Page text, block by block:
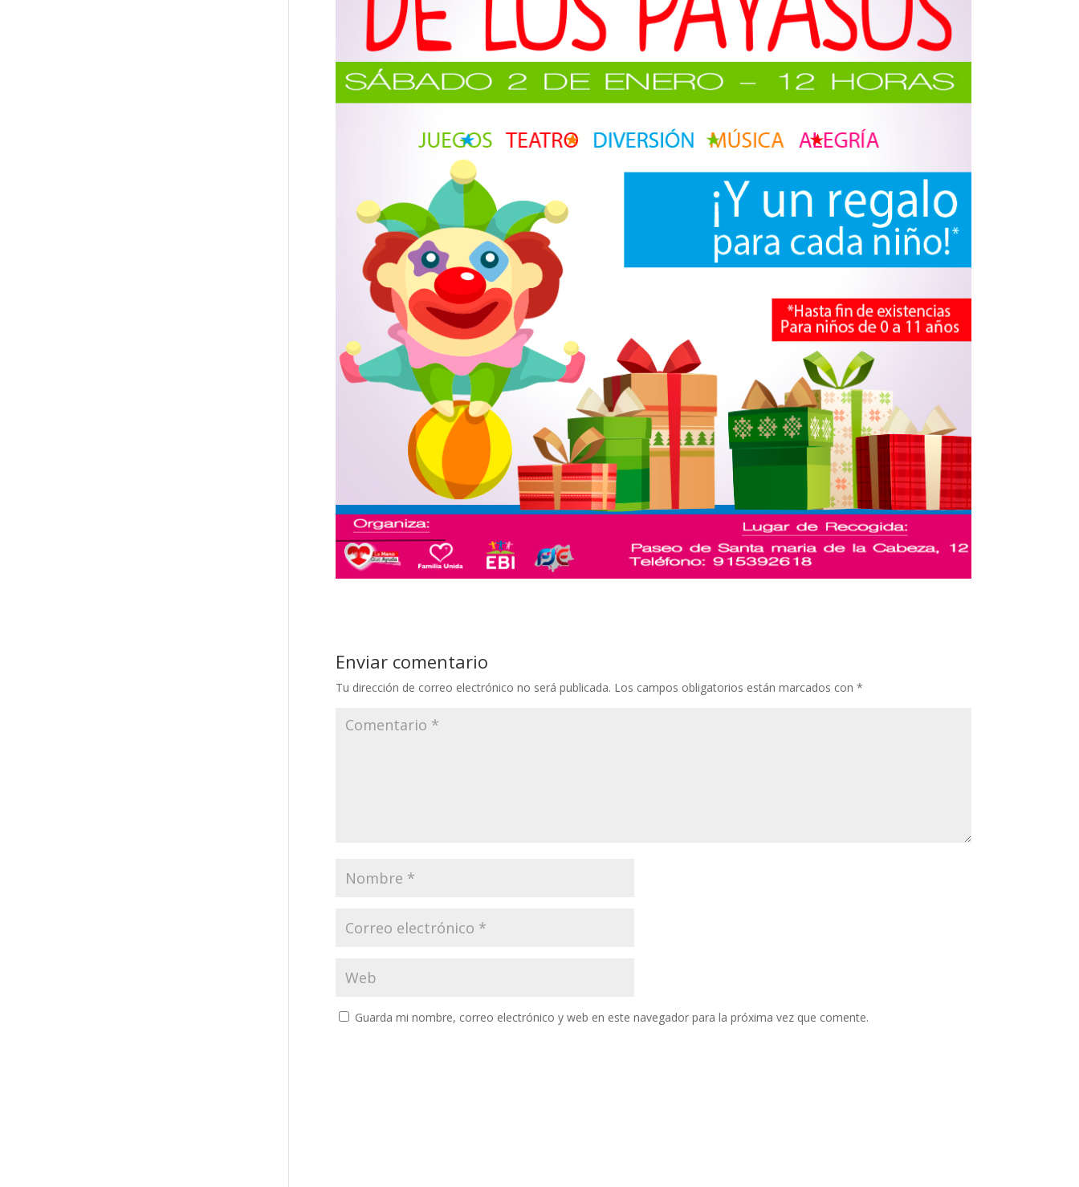
Enviar comentario
Tu dirección de correo electrónico no será publicada. Los campos obligatorios están marcados con *
Guarda mi nombre, correo electrónico y web en este navegador para la próxima vez que comente.